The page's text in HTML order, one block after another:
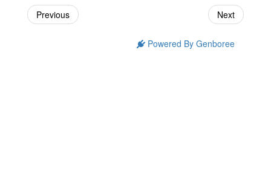
Previous Next
Powered By Genboree